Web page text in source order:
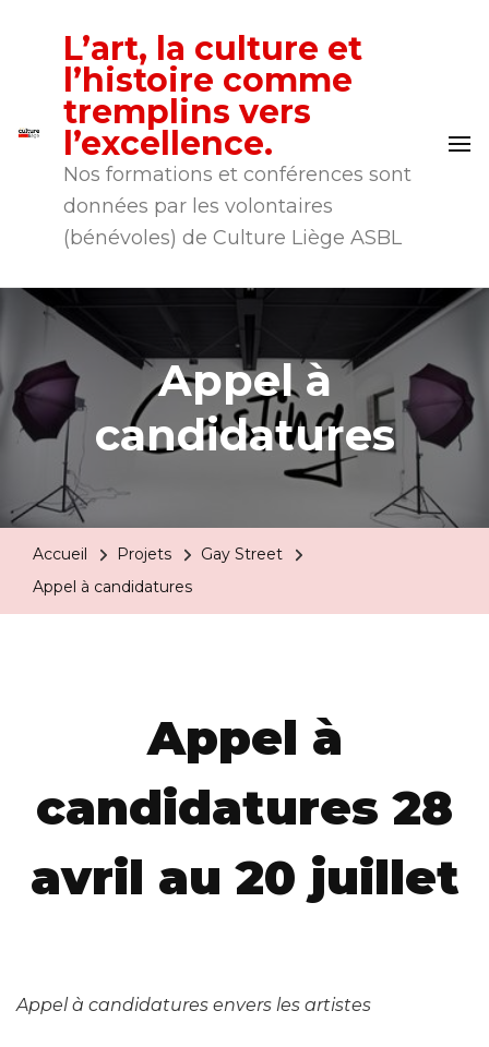
L’art, la culture et
l’histoire comme
tremplins vers
l’excellence.
Nos formations et conférences sont
données par les volontaires
(bénévoles) de Culture Liège ASBL
Appel à
candidatures
Accueil Projets
Gay Street
Appel à candidatures
Appel à
candidatures 28
avril au 20 juillet
Appel à candidatures envers les artistes